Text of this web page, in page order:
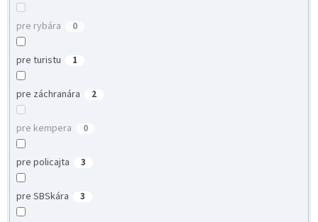
pre rybára 0
pre turistu 1
pre záchranára 2
pre kempera 0
pre policajta 3
pre SBSkára 3